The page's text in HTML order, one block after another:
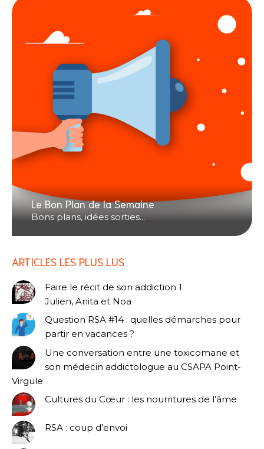
Le Bon Plan de la Semaine
Bons plans, idées sorties...
ARTICLES LES PLUS LUS
Faire le récit de son addiction 1
Julien, Anita et Noa
Question RSA #14 : quelles démarches pour
partir en vacances ?
Une conversation entre une toxicomane et
son médecin addictologue au CSAPA Point-
Virgule
Cultures du Cœur : les nourritures de l’âme
RSA : coup d’envoi